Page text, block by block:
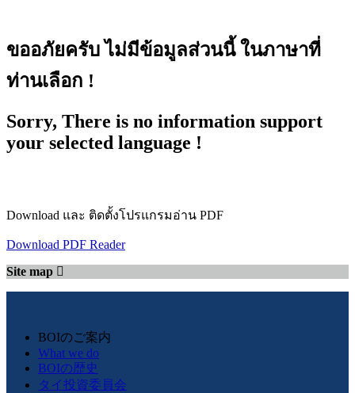
ขออภัยครับ ไม่มีข้อมูลส่วนนี้ ในภาษาที่
ท่านเลือก !
Sorry, There is no information support
your selected language !
Download และ ติดตั้งโปรแกรมอ่าน PDF
Download PDF Reader
Site map
BOIのご案内
What we do
BOIの歴史
タイ投資委員会